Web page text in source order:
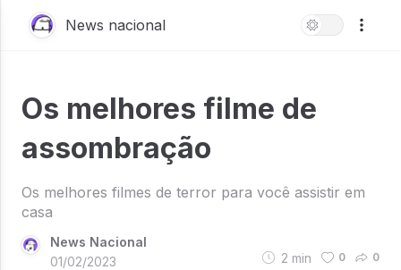
News nacional
Os melhores filme de
assombração
Os melhores filmes de terror para você assistir em
casa
News Nacional
01/02/2023
2 min 0 0